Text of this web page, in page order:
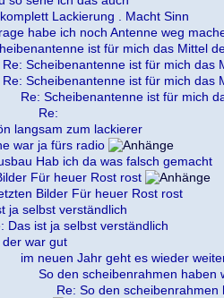
Lackierung . Macht Sinn
habe ich noch Antenne weg
ist für mich das Mittel
Re: Scheibenantenne ist für mich das
Re: Scheibenantenne ist für mich das
Re: Scheibenantenne ist für mich
Re:
langsam zum lackierer
war ja fürs radio
Hab ich da was falsch gemacht
Für heuer Rost rost
Bilder Für heuer Rost rost
ja selbst verständlich
Das ist ja selbst verständlich
der war gut
im neuen Jahr geht es wieder
So den scheibenrahmen haben
Re: So den scheibenrahmen